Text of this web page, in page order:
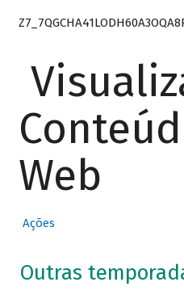
Web
Ações
Outras